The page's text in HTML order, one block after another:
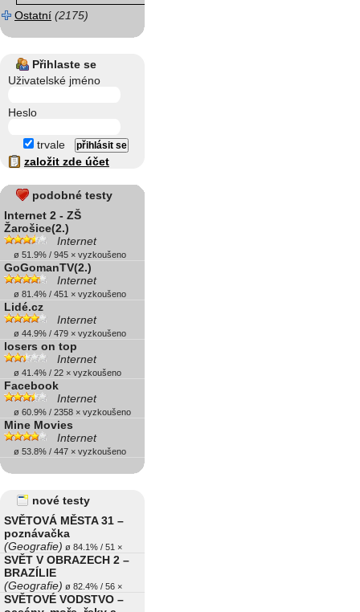
Ostatní (2175)
Přihlaste se
Uživatelské jméno
Heslo
trvale
založit zde účet
podobné testy
Internet 2 - ZŠ
Žarošice(2.)
Internet
ø 51.9% / 945 × vyzkoušeno
GoGomanTV(2.)
Internet
ø 81.4% / 451 × vyzkoušeno
Lidé.cz
Internet
ø 44.9% / 479 × vyzkoušeno
losers on top
Internet
ø 41.4% / 22 × vyzkoušeno
Facebook
Internet
ø 60.9% / 2358 × vyzkoušeno
Mine Movies
Internet
ø 53.8% / 447 × vyzkoušeno
nové testy
SVĚTOVÁ MĚSTA 31 –
poznávačka
(Geografie) ø 84.1% / 51 ×
SVĚT V OBRAZECH 2 –
BRAZÍLIE
(Geografie) ø 82.4% / 56 ×
SVĚTOVÉ VODSTVO –